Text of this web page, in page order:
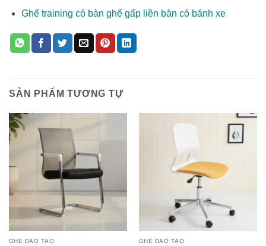
Ghế training có bàn ghế gấp liền bàn có bánh xe
SẢN PHẨM TƯƠNG TỰ
GHẾ ĐÀO TẠO GHẾ ĐÀO TẠO